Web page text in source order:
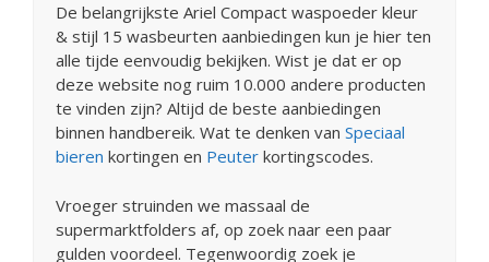
De belangrijkste Ariel Compact waspoeder kleur
& stijl 15 wasbeurten aanbiedingen kun je hier ten
alle tijde eenvoudig bekijken. Wist je dat er op
deze website nog ruim 10.000 andere producten
te vinden zijn? Altijd de beste aanbiedingen
binnen handbereik. Wat te denken van Speciaal
bieren kortingen en Peuter kortingscodes.
Vroeger struinden we massaal de
supermarktfolders af, op zoek naar een paar
gulden voordeel. Tegenwoordig zoek je